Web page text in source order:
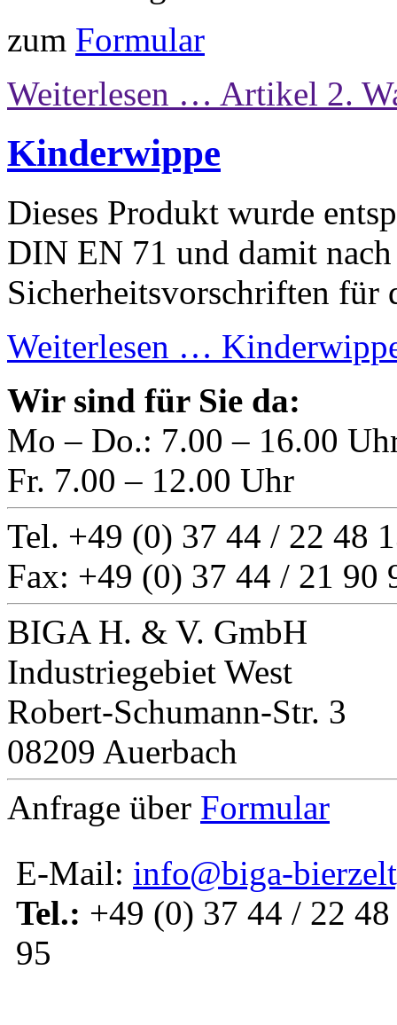
zum Formular
Weiterlesen … Artikel 2.
Kinderwippe
Dieses Produkt wurde
DIN EN 71 und damit
Sicherheitsvorschriften für
Weiterlesen …
Wir sind für Sie da:
Mo – Do.: 7.00 – 16.00
Fr. 7.00 – 12.00 Uhr
Tel. +49 (0) 37 44 / 22 48
Fax: +49 (0) 37 44 / 21 90
BIGA H. & V. GmbH
Industriegebiet West
Robert-Schumann-Str. 3
08209 Auerbach
Anfrage über Formular
E-Mail: info@biga-
Tel.: +49 (0) 37 44 / 22 48
95